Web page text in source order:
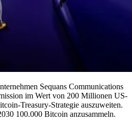
Sequans Communications
im Wert von 200 Millionen US-
Treasury-Strategie auszuweiten.
100.000 Bitcoin anzusammeln.